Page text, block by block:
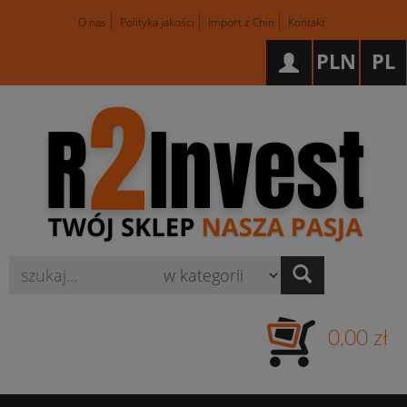
O nas Polityka jakości Import z Chin Kontakt
PL
PLN
0,00 zł